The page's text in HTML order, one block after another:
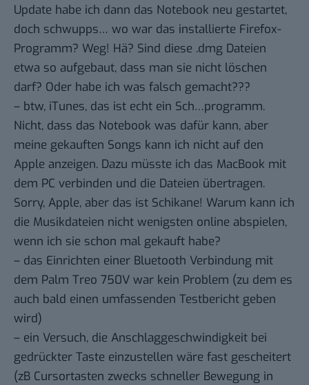
Update habe ich dann das Notebook neu gestartet,
doch schwupps… wo war das installierte Firefox-
Programm? Weg! Hä? Sind diese .dmg Dateien
etwa so aufgebaut, dass man sie nicht löschen
darf? Oder habe ich was falsch gemacht???
– btw, iTunes, das ist echt ein Sch…programm.
Nicht, dass das Notebook was dafür kann, aber
meine gekauften Songs kann ich nicht auf den
Apple anzeigen. Dazu müsste ich das MacBook mit
dem PC verbinden und die Dateien übertragen.
Sorry, Apple, aber das ist Schikane! Warum kann ich
die Musikdateien nicht wenigsten online abspielen,
wenn ich sie schon mal gekauft habe?
– das Einrichten einer Bluetooth Verbindung mit
dem Palm Treo 750V war kein Problem (zu dem es
auch bald einen umfassenden Testbericht geben
wird)
– ein Versuch, die Anschlaggeschwindigkeit bei
gedrückter Taste einzustellen wäre fast gescheitert
(zB Cursortasten zwecks schneller Bewegung in